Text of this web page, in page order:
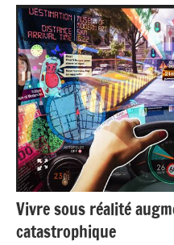
Vivre sous réalité
catastrophique